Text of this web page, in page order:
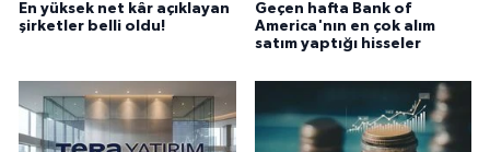
En yüksek net kâr açıklayan
şirketler belli oldu!
Geçen hafta Bank of
America'nın en çok alım
satım yaptığı hisseler